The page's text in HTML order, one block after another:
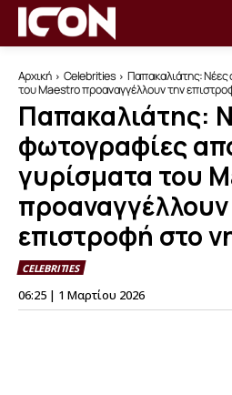
Αρχική Celebrities
Παπακαλιάτης:
του Maestro προαναγγέλλουν την
Παπακαλιάτης:
φωτογραφίες
γυρίσματα του
επιστροφή στο
CELEBRITIES
06:25 | 1 Μαρτίου 2026